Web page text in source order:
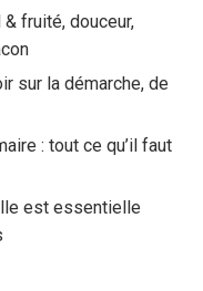
fruité, douceur,
sur la démarche, de
: tout ce qu’il faut
est essentielle